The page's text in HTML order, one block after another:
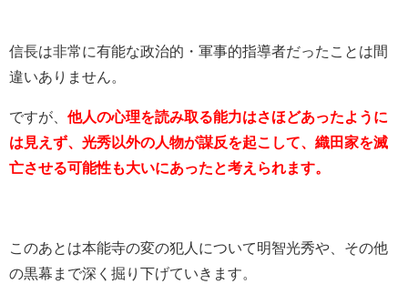
信長は非常に有能な政治的・軍事的指導者だったことは間
違いありません。
ですが、 他人の心理を読み取る能力はさほどあったように
は見えず、光秀以外の人物が謀反を起こして、織田家を滅
亡させる可能性も大いにあったと考えられます。
このあとは本能寺の変の犯人について明智光秀や、その他
の黒幕まで深く掘り下げていきます。